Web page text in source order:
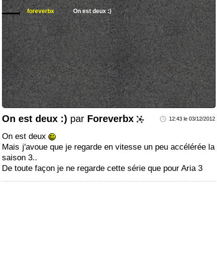
foreverbx On est deux :)
On est deux :) par Foreverbx 12:43 le 03/12/2012
On est deux
Mais j'avoue que je regarde en vitesse un peu accélérée la
saison 3..
De toute façon je ne regarde cette série que pour Aria 3